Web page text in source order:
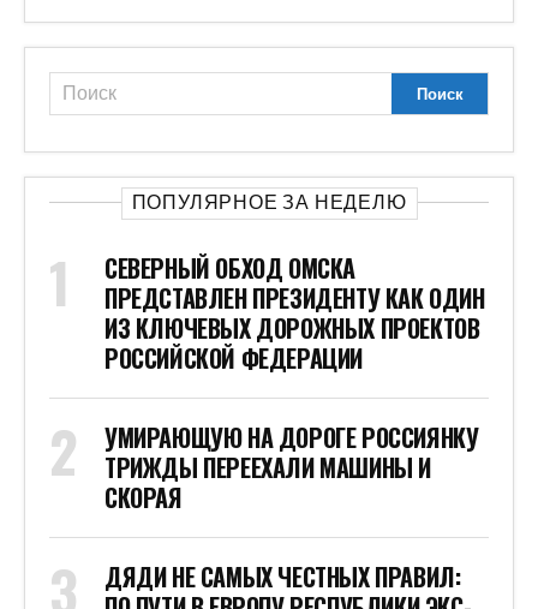
ПОПУЛЯРНОЕ ЗА НЕДЕЛЮ
СЕВЕРНЫЙ ОБХОД ОМСКА
ПРЕДСТАВЛЕН ПРЕЗИДЕНТУ КАК ОДИН
ИЗ КЛЮЧЕВЫХ ДОРОЖНЫХ ПРОЕКТОВ
РОССИЙСКОЙ ФЕДЕРАЦИИ
УМИРАЮЩУЮ НА ДОРОГЕ РОССИЯНКУ
ТРИЖДЫ ПЕРЕЕХАЛИ МАШИНЫ И
СКОРАЯ
ДЯДИ НЕ САМЫХ ЧЕСТНЫХ ПРАВИЛ: